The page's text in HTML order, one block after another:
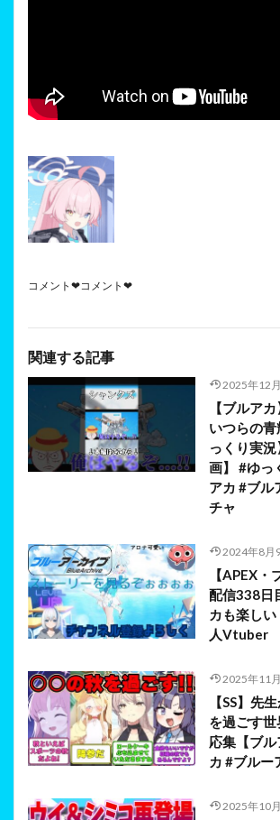
コメント❤コメント❤
関連する記事
2025年12
【ブルア
いつらの
っくり実
画】 #ゆっ
アカ #ブル
チャ
2024年8月
【APEX・
配信338日
カも楽し
人Vtuber
2025年11
【SS】先
を過ごす
応集【ブ
カ #ブルー
2025年10